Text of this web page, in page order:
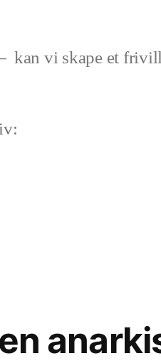
kan vi skape et